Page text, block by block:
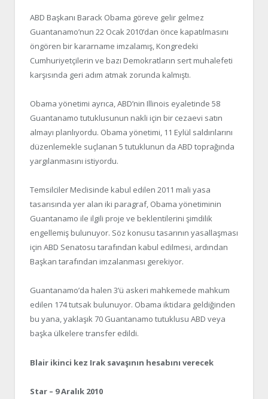
ABD Başkanı Barack Obama göreve gelir gelmez
Guantanamo’nun 22 Ocak 2010’dan önce kapatılmasını
öngören bir kararname imzalamış, Kongredeki
Cumhuriyetçilerin ve bazı Demokratların sert muhalefeti
karşısında geri adım atmak zorunda kalmıştı.
Obama yönetimi ayrıca, ABD’nin Illinois eyaletinde 58
Guantanamo tutuklusunun nakli için bir cezaevi satın
almayı planlıyordu. Obama yönetimi, 11 Eylül saldırılarını
düzenlemekle suçlanan 5 tutuklunun da ABD toprağında
yargılanmasını istiyordu.
Temsilciler Meclisinde kabul edilen 2011 mali yasa
tasarısında yer alan iki paragraf, Obama yönetiminin
Guantanamo ile ilgili proje ve beklentilerini şimdilik
engellemiş bulunuyor. Söz konusu tasarının yasallaşması
için ABD Senatosu tarafından kabul edilmesi, ardından
Başkan tarafından imzalanması gerekiyor.
Guantanamo’da halen 3’ü askeri mahkemede mahkum
edilen 174 tutsak bulunuyor. Obama iktidara geldiğinden
bu yana, yaklaşık 70 Guantanamo tutuklusu ABD veya
başka ülkelere transfer edildi.
Blair ikinci kez Irak savaşının hesabını verecek
Star – 9 Aralık 2010